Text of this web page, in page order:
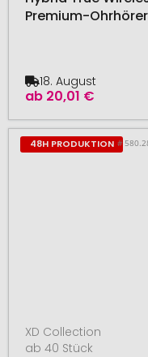
Premium-Ohrhörer
ab 20,01 €
18. August
48H PRODUKTION #
XD Collection
ab 40 Stück